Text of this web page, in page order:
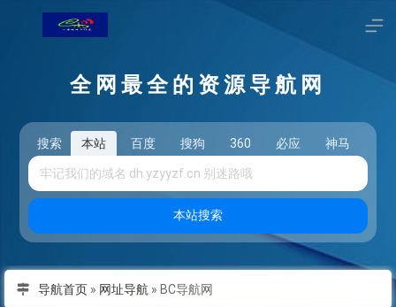
全网最全的资源导航网
搜索 本站 百度 搜狗 360 必应 神马
本站搜索
导航首页» 网址导航 » BC导航网